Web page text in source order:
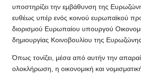
υποστηρίζει την εμβάθυνση της
ευθέως υπέρ ενός κοινού ευρωπαϊκού
διορισμού Ευρωπαίου υπουργού
δημιουργίας Κοινοβουλίου της Ευρωζώνης.
Όπως τονίζει, μέσα από αυτήν την
ολοκλήρωση, η οικονομική και